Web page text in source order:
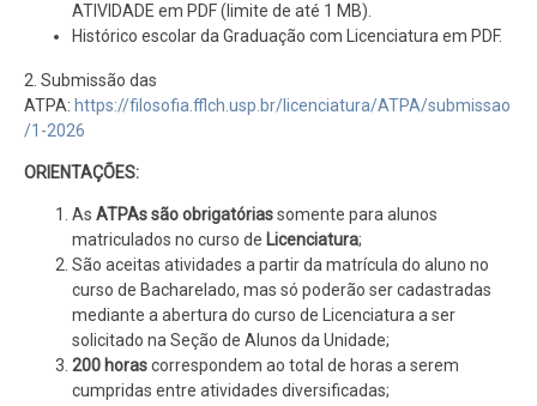
ATIVIDADE em PDF (limite de até 1 MB).
Histórico escolar da Graduação com Licenciatura em PDF.
2. Submissão das
ATPA: https://filosofia.fflch.usp.br/licenciatura/ATPA/submissao
/1-2026
ORIENTAÇÕES:
As ATPAs são obrigatóriassomente para alunos
matriculados no curso de Licenciatura;
São aceitas atividades a partir da matrícula do aluno no
curso de Bacharelado, mas só poderão ser cadastradas
mediante a abertura do curso de Licenciatura a ser
solicitado na Seção de Alunos da Unidade;
200 horascorrespondem ao total de horas a serem
cumpridas entre atividades diversificadas;